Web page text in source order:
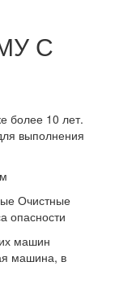
С
более 10 лет.
выполнения
Очистные
опасности
машин
машина, в